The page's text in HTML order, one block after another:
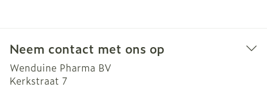
Neem contact met ons op
Wenduine Pharma BV
Kerkstraat 7